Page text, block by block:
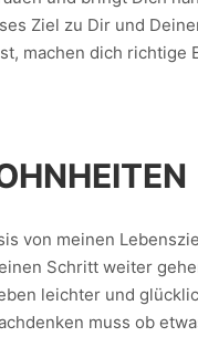
Ziel zu Dir und
machen dich richtige
von meinen
Schritt weiter
leichter und
muss ob